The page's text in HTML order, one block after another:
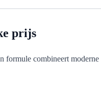
prijs
combineert